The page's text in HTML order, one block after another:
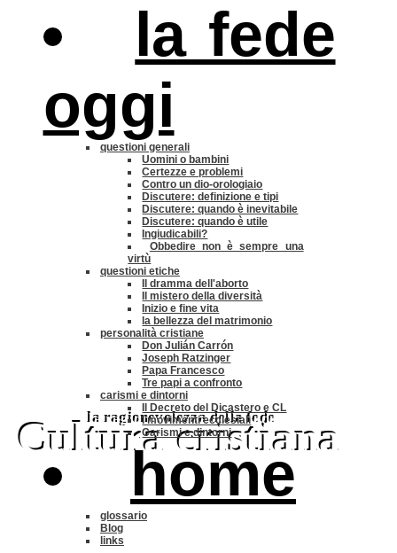
Cultura cristiana
la ragionevolezza della fede
la fede
oggi
questioni generali
Uomini o bambini
Certezze e problemi
Contro un dio-orologiaio
Discutere: definizione e tipi
Discutere: quando è inevitabile
Discutere: quando è utile
Ingiudicabili?
Obbedire non è sempre una
virtù
questioni etiche
Il dramma dell'aborto
Il mistero della diversità
Inizio e fine vita
la bellezza del matrimonio
personalità cristiane
Don Julián Carrón
Joseph Ratzinger
Papa Francesco
Tre papi a confronto
carismi e dintorni
Il Decreto del Dicastero e CL
I movimenti ecclesiali
Carismi e dintorni
home
glossario
Blog
links